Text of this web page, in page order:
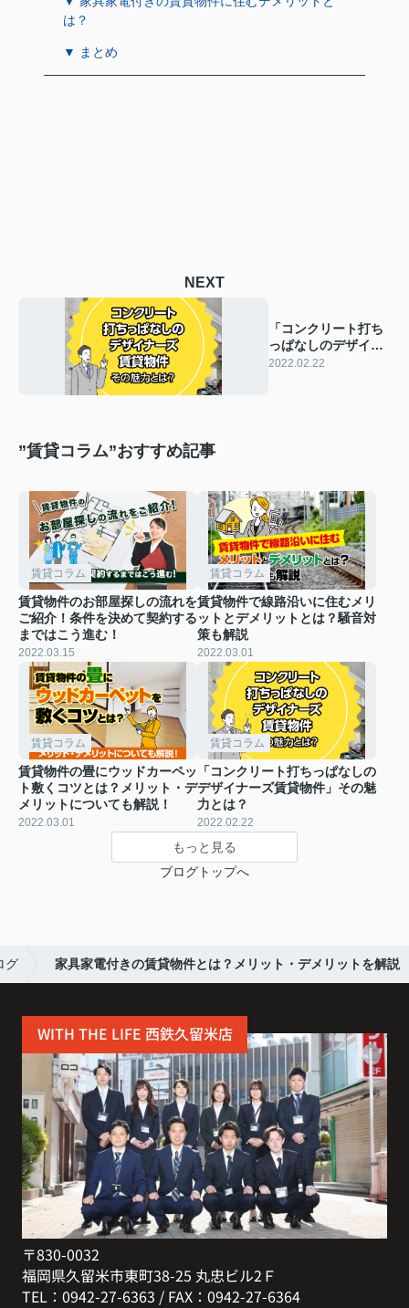
は？
▼ まとめ
NEXT
「コンクリート打ち
っぱなしのデザイナ
ーズ賃貸物件」その
2022.02.22
”賃貸コラム”おすすめ記事
賃貸コラム
賃貸物件のお部屋探しの流れを
ご紹介！条件を決めて契約する
まではこう進む！
2022.03.15
賃貸コラム
賃貸物件で線路沿いに住むメリ
ットとデメリットとは？騒音対
策も解説
2022.03.01
賃貸コラム
賃貸物件の畳にウッドカーペッ
ト敷くコツとは？メリット・デ
メリットについても解説！
2022.03.01
賃貸コラム
「コンクリート打ちっぱなしの
デザイナーズ賃貸物件」その魅
力とは？
2022.02.22
もっと見る
ブログトップへ
グ 家具家電付きの賃貸物件とは？メリット・デメリットを解説
WITH THE LIFE 西鉄久留米店
〒830-0032
福岡県久留米市東町38-25 丸忠ビル2Ｆ
TEL：0942-27-6363 / FAX：0942-27-6364